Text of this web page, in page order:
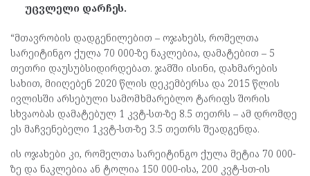
უცვლელი დარჩეს.
“მთავრობის დადგენილებით – ოჯახებს, რომელთა
სარეიტინგო ქულა 70 000-ზე ნაკლებია, დამატებით – 5
თეთრი დაუსუბსიდირდებათ. ჯამში ისინი, დახმარების
სახით, მიიღებენ 2020 წლის დეკემბერსა და 2015 წლის
ივლისში არსებული სამომხმარებლო ტარიფს შორის
სხვაობას დამატებულ 1 კვტ-სთ-ზე 8.5 თეთრს – ამ დრომდე
ეს მაჩვენებელი 1კვტ-სთ-ზე 3.5 თეთრს შეადგენდა.
ის ოჯახები კი, რომელთა სარეიტინგო ქულა მეტია 70 000-
ზე და ნაკლებია ან ტოლია 150 000-ისა, 200 კვტ-სთ-ის